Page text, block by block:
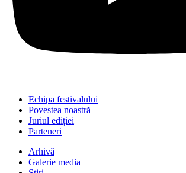
Echipa festivalului
Povestea noastră
Juriul ediției
Parteneri
Arhivă
Galerie media